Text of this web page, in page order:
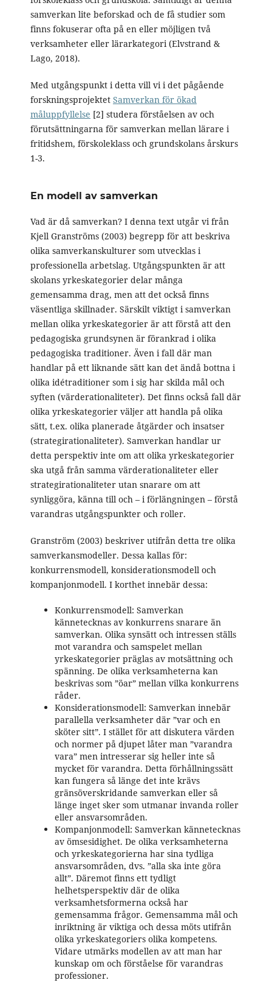
samverkan lite beforskad och de få studier som
finns fokuserar ofta på en eller möjligen två
verksamheter eller lärarkategori (Elvstrand &
Lago, 2018).
Med utgångspunkt i detta vill vi i det pågående
forskningsprojektet Samverkan för ökad
måluppfyllelse [2] studera förståelsen av och
förutsättningarna för samverkan mellan lärare i
fritidshem, förskoleklass och grundskolans årskurs
1-3.
En modell av samverkan
Vad är då samverkan? I denna text utgår vi från
Kjell Granströms (2003) begrepp för att beskriva
olika samverkanskulturer som utvecklas i
professionella arbetslag. Utgångspunkten är att
skolans yrkeskategorier delar många
gemensamma drag, men att det också finns
väsentliga skillnader. Särskilt viktigt i samverkan
mellan olika yrkeskategorier är att förstå att den
pedagogiska grundsynen är förankrad i olika
pedagogiska traditioner. Även i fall där man
handlar på ett liknande sätt kan det ändå bottna i
olika idétraditioner som i sig har skilda mål och
syften (värderationaliteter). Det finns också fall där
olika yrkeskategorier väljer att handla på olika
sätt, t.ex. olika planerade åtgärder och insatser
(strategirationaliteter). Samverkan handlar ur
detta perspektiv inte om att olika yrkeskategorier
ska utgå från samma värderationaliteter eller
strategirationaliteter utan snarare om att
synliggöra, känna till och – i förlängningen – förstå
varandras utgångspunkter och roller.
Granström (2003) beskriver utifrån detta tre olika
samverkansmodeller. Dessa kallas för:
konkurrensmodell, konsiderationsmodell och
kompanjonmodell. I korthet innebär dessa:
Konkurrensmodell: Samverkan
kännetecknas av konkurrens snarare än
samverkan. Olika synsätt och intressen ställs
mot varandra och samspelet mellan
yrkeskategorier präglas av motsättning och
spänning. De olika verksamheterna kan
beskrivas som ”öar” mellan vilka konkurrens
råder.
Konsiderationsmodell: Samverkan innebär
parallella verksamheter där ”var och en
sköter sitt”. I stället för att diskutera värden
och normer på djupet låter man ”varandra
vara” men intresserar sig heller inte så
mycket för varandra. Detta förhållningssätt
kan fungera så länge det inte krävs
gränsöverskridande samverkan eller så
länge inget sker som utmanar invanda roller
eller ansvarsområden.
Kompanjonmodell: Samverkan kännetecknas
av ömsesidighet. De olika verksamheterna
och yrkeskategorierna har sina tydliga
ansvarsområden, dvs. ”alla ska inte göra
allt”. Däremot finns ett tydligt
helhetsperspektiv där de olika
verksamhetsformerna också har
gemensamma frågor. Gemensamma mål och
inriktning är viktiga och dessa möts utifrån
olika yrkeskategoriers olika kompetens.
Vidare utmärks modellen av att man har
kunskap om och förståelse för varandras
professioner.